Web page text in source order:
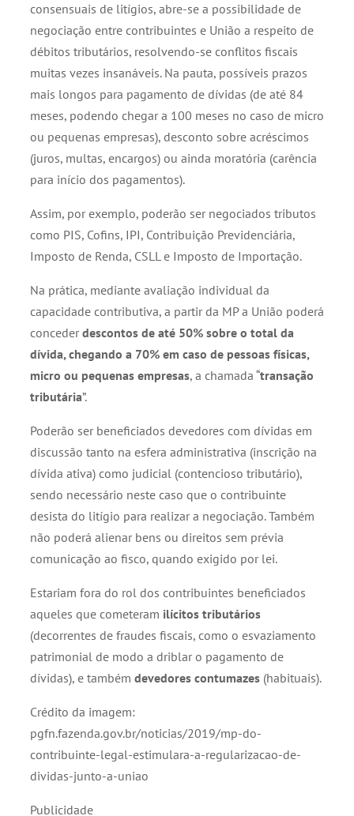
consensuais de litígios, abre-se a possibilidade de
negociação entre contribuintes e União a respeito de
débitos tributários, resolvendo-se conflitos fiscais
muitas vezes insanáveis. Na pauta, possíveis prazos
mais longos para pagamento de dívidas (de até 84
meses, podendo chegar a 100 meses no caso de micro
ou pequenas empresas), desconto sobre acréscimos
(juros, multas, encargos) ou ainda moratória (carência
para início dos pagamentos).
Assim, por exemplo, poderão ser negociados tributos
como PIS, Cofins, IPI, Contribuição Previdenciária,
Imposto de Renda, CSLL e Imposto de Importação.
Na prática, mediante avaliação individual da
capacidade contributiva, a partir da MP a União poderá
conceder descontos de até 50% sobre o total da
dívida, chegando a 70% em caso de pessoas físicas,
micro ou pequenas empresas, a chamada “transação
tributária”.
Poderão ser beneficiados devedores com dívidas em
discussão tanto na esfera administrativa (inscrição na
dívida ativa) como judicial (contencioso tributário),
sendo necessário neste caso que o contribuinte
desista do litígio para realizar a negociação. Também
não poderá alienar bens ou direitos sem prévia
comunicação ao fisco, quando exigido por lei.
Estariam fora do rol dos contribuintes beneficiados
aqueles que cometeram ilícitos tributários
(decorrentes de fraudes fiscais, como o esvaziamento
patrimonial de modo a driblar o pagamento de
dívidas), e também devedores contumazes (habituais).
Crédito da imagem:
pgfn.fazenda.gov.br/noticias/2019/mp-do-
contribuinte-legal-estimulara-a-regularizacao-de-
dividas-junto-a-uniao
Publicidade